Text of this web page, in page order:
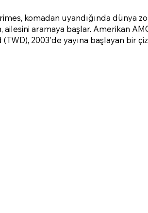
komadan uyandığında dünya
ailesini aramaya başlar. Amerikan
2003'de yayına başlayan bir